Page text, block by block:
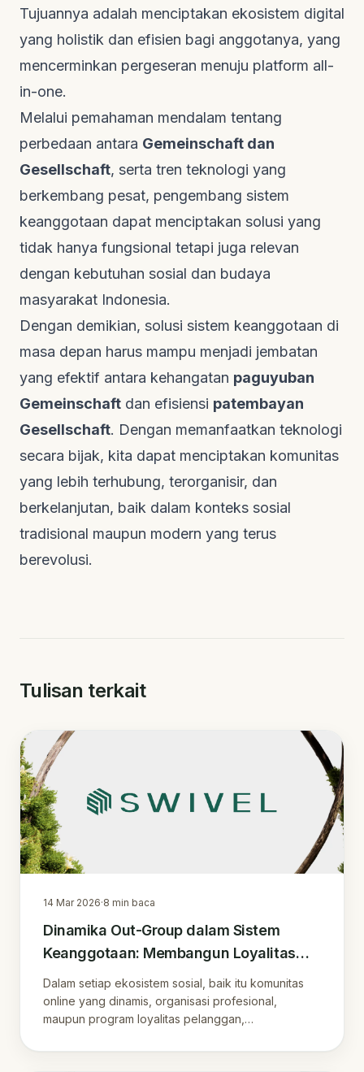
Tujuannya adalah menciptakan ekosistem digital
yang holistik dan efisien bagi anggotanya, yang
mencerminkan pergeseran menuju platform all-
in-one.
Melalui pemahaman mendalam tentang
perbedaan antara Gemeinschaft dan
Gesellschaft, serta tren teknologi yang
berkembang pesat, pengembang sistem
keanggotaan dapat menciptakan solusi yang
tidak hanya fungsional tetapi juga relevan
dengan kebutuhan sosial dan budaya
masyarakat Indonesia.
Dengan demikian, solusi sistem keanggotaan di
masa depan harus mampu menjadi jembatan
yang efektif antara kehangatan paguyuban
Gemeinschaft dan efisiensi patembayan
Gesellschaft. Dengan memanfaatkan teknologi
secara bijak, kita dapat menciptakan komunitas
yang lebih terhubung, terorganisir, dan
berkelanjutan, baik dalam konteks sosial
tradisional maupun modern yang terus
berevolusi.
Tulisan terkait
14 Mar 2026·8 min baca
Dinamika Out-Group dalam Sistem
Keanggotaan: Membangun Loyalitas
dan Inklusivitas di Era Digital
Dalam setiap ekosistem sosial, baik itu komunitas
online yang dinamis, organisasi profesional,
maupun program loyalitas pelanggan,